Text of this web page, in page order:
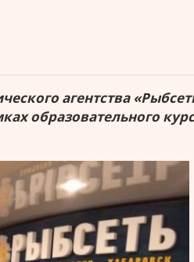
агентства
образовательного